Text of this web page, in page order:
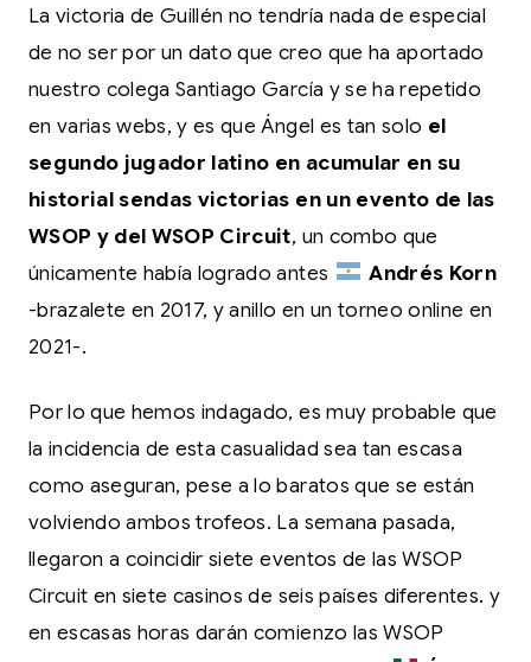
La victoria de Guillén no tendría nada de especial
de no ser por un dato que creo que ha aportado
nuestro colega Santiago García y se ha repetido
en varias webs, y es que Ángel es tan solo el
segundo jugador latino en acumular en su
historial sendas victorias en un evento de las
WSOP y del WSOP Circuit, un combo que
únicamente había logrado antes
Andrés Korn
-brazalete en 2017, y anillo en un torneo online en
2021-.
Por lo que hemos indagado, es muy probable que
la incidencia de esta casualidad sea tan escasa
como aseguran, pese a lo baratos que se están
volviendo ambos trofeos. La semana pasada,
llegaron a coincidir siete eventos de las WSOP
Circuit en siete casinos de seis países diferentes. y
en escasas horas darán comienzo las WSOP